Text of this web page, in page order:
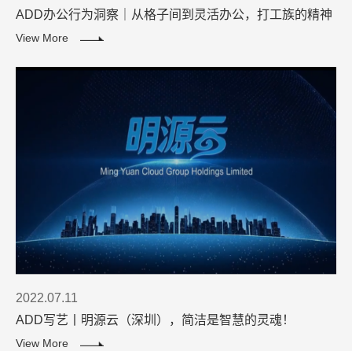
ADD办公行为洞察｜从格子间到灵活办公，打工族的精神
解放进程
View More
2022.07.11
ADD写艺丨明源云（深圳），简洁是智慧的灵魂！
View More